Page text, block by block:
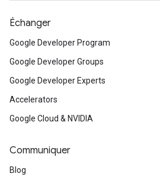
Échanger
Google Developer Program
Google Developer Groups
Google Developer Experts
Accelerators
Google Cloud & NVIDIA
Communiquer
Blog